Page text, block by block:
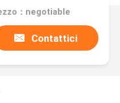
：negotiable
Contattici